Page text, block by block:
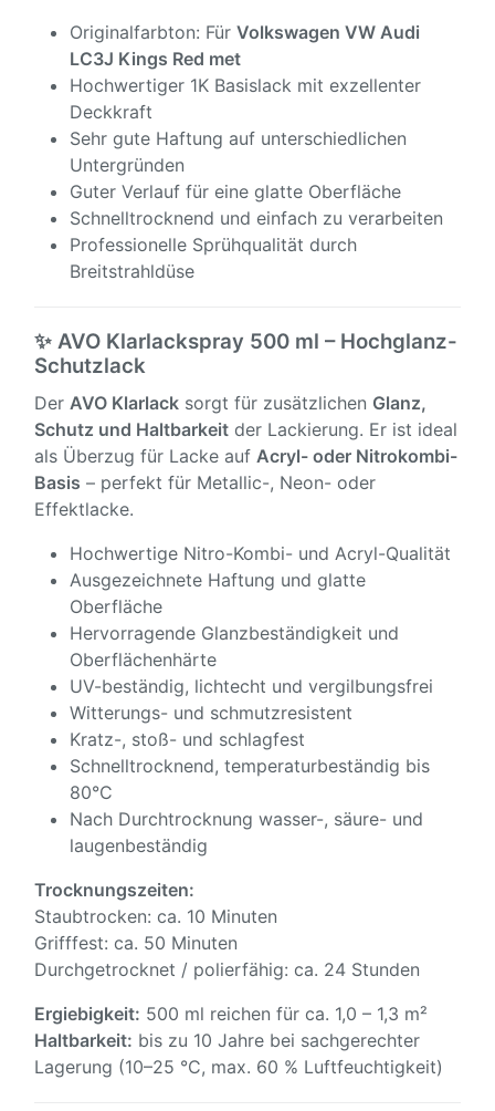
Originalfarbton: Für Volkswagen VW Audi
LC3J Kings Red met
Hochwertiger 1K Basislack mit exzellenter
Deckkraft
Sehr gute Haftung auf unterschiedlichen
Untergründen
Guter Verlauf für eine glatte Oberfläche
Schnelltrocknend und einfach zu verarbeiten
Professionelle Sprühqualität durch
Breitstrahldüse
✨ AVO Klarlackspray 500 ml – Hochglanz-
Schutzlack
Der AVO Klarlack sorgt für zusätzlichen Glanz,
Schutz und Haltbarkeit der Lackierung. Er ist ideal
als Überzug für Lacke auf Acryl- oder Nitrokombi-
Basis – perfekt für Metallic-, Neon- oder
Effektlacke.
Hochwertige Nitro-Kombi- und Acryl-Qualität
Ausgezeichnete Haftung und glatte
Oberfläche
Hervorragende Glanzbeständigkeit und
Oberflächenhärte
UV-beständig, lichtecht und vergilbungsfrei
Witterungs- und schmutzresistent
Kratz-, stoß- und schlagfest
Schnelltrocknend, temperaturbeständig bis
80°C
Nach Durchtrocknung wasser-, säure- und
laugenbeständig
Trocknungszeiten:
Staubtrocken: ca. 10 Minuten
Grifffest: ca. 50 Minuten
Durchgetrocknet / polierfähig: ca. 24 Stunden
Ergiebigkeit: 500 ml reichen für ca. 1,0 – 1,3 m²
Haltbarkeit: bis zu 10 Jahre bei sachgerechter
Lagerung (10–25 °C, max. 60 % Luftfeuchtigkeit)